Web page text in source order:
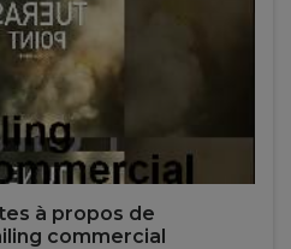
à propos de
commercial